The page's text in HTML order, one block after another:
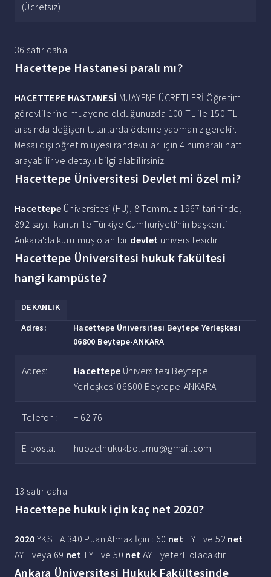
(Ücretsiz)
36 satır daha
Hacettepe Hastanesi paralı mı?
HACETTEPE HASTANESİ MUAYENE ÜCRETLERİ Öğretim
görevlilerine muayene olduğunuzda 100 TL ile 150 TL
arasında değişen tutarlarda ödeme yapmanız gerekir.
Mesai dışı öğretim üyesi randevuları için 4 numaralı hattı
arayabilir ve detaylı bilgi alabilirsiniz.
Hacettepe Üniversitesi Devlet mi özel mi?
Hacettepe Üniversitesi (HÜ), 8 Temmuz 1967 tarihinde,
892 sayılı kanun ile Türkiye Cumhuriyeti'nin başkenti
Ankara'da kurulmuş olan bir devlet üniversitesidir.
Hacettepe Üniversitesi hukuk fakültesi
hangi kampüste?
DEKANLIK
Adres:
Hacettepe Üniversitesi Beytepe Yerleşkesi
06800 Beytepe-ANKARA
Adres: Hacettepe Üniversitesi Beytepe
Yerleşkesi 06800 Beytepe-ANKARA
Telefon : + 62 76
E-posta: huozelhukukbolumu@gmail.com
13 satır daha
Hacettepe hukuk için kaç net 2020?
2020 YKS EA 340 Puan Almak İçin : 60 netTYT ve 52 net
AYT veya 69 netTYT ve 50 net AYT yeterli olacaktır.
Ankara Üniversitesi Hukuk Fakültesinde